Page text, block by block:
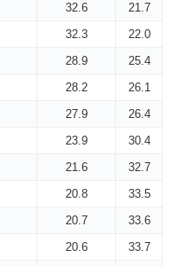
32.6
21.7
32.3
22.0
28.9
25.4
28.2
26.1
27.9
26.4
23.9
30.4
21.6
32.7
20.8
33.5
20.7
33.6
20.6
33.7